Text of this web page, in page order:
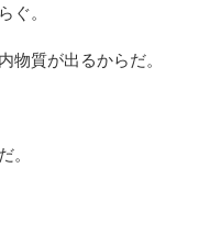
ぐ。
物質が出るからだ。
。